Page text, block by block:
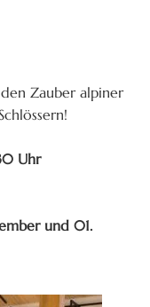
Zauber alpiner
Uhr
und 01.